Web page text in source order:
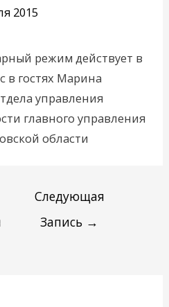
2015
режим действует в
в гостях Марина
управления
главного управления
области
Следующая
Запись →